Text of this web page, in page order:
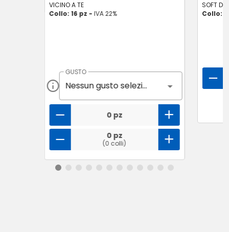
VICINO A TE
Collo: 16 pz - IVA 22%
GUSTO
Nessun gusto selezionato
0 pz
0 pz
(0 colli)
SOFT
Collo: